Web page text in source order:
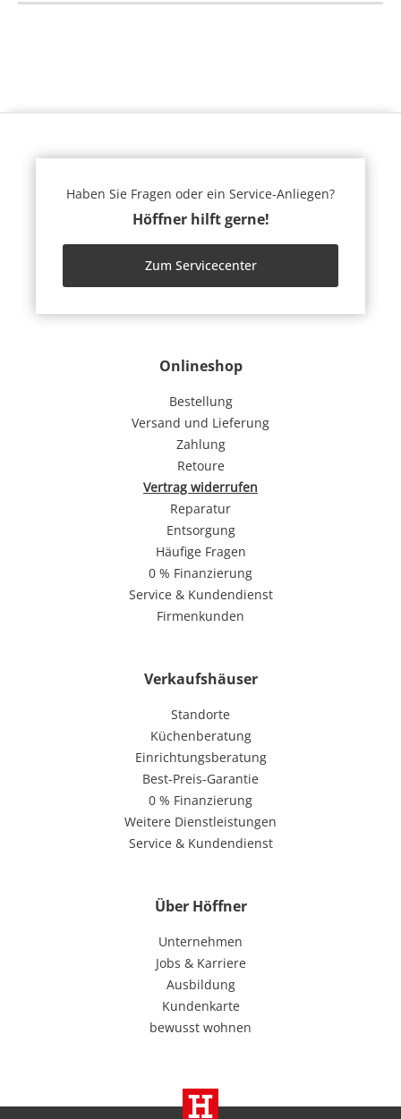
Onlineshop
Bestellung
Versand und Lieferung
Zahlung
Retoure
Vertrag widerrufen
Reparatur
Entsorgung
Häufige Fragen
0 % Finanzierung
Service & Kundendienst
Firmenkunden
Verkaufshäuser
Standorte
Küchenberatung
Einrichtungsberatung
Best-Preis-Garantie
0 % Finanzierung
Weitere Dienstleistungen
Service & Kundendienst
Über Höffner
Unternehmen
Jobs & Karriere
Ausbildung
Kundenkarte
bewusst wohnen
Haben Sie Fragen oder ein Service-Anliegen?
Höffner hilft gerne!
Zum Servicecenter